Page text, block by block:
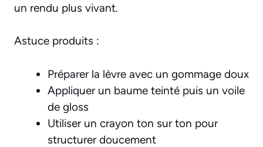
un rendu plus vivant.
Astuce produits :
Préparer la lèvre avec un gommage doux
Appliquer un baume teinté puis un voile
de gloss
Utiliser un crayon ton sur ton pour
structurer doucement